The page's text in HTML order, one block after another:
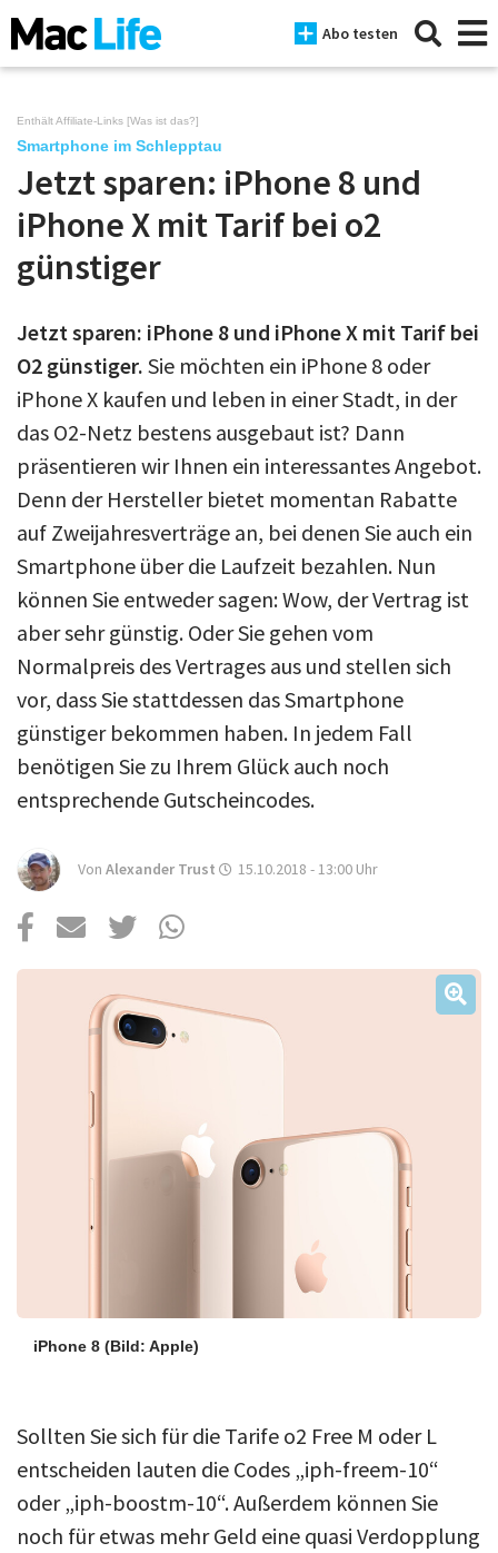
Abo testen
News
iPhone
Mac
iPad
Tests
Tipps
Magazine
Über uns
Podcast
Mac Life+
Anmelden
Enthält Affiliate-Links [Was ist das?]
Smartphone im Schlepptau
Jetzt sparen: iPhone 8 und
iPhone X mit Tarif bei o2
günstiger
Jetzt sparen: iPhone 8 und iPhone X mit Tarif bei
O2 günstiger. Sie möchten ein iPhone 8 oder
iPhone X kaufen und leben in einer Stadt, in der
das O2-Netz bestens ausgebaut ist? Dann
präsentieren wir Ihnen ein interessantes Angebot.
Denn der Hersteller bietet momentan Rabatte
auf Zweijahresverträge an, bei denen Sie auch ein
Smartphone über die Laufzeit bezahlen. Nun
können Sie entweder sagen: Wow, der Vertrag ist
aber sehr günstig. Oder Sie gehen vom
Normalpreis des Vertrages aus und stellen sich
vor, dass Sie stattdessen das Smartphone
günstiger bekommen haben. In jedem Fall
benötigen Sie zu Ihrem Glück auch noch
entsprechende Gutscheincodes.
Von Alexander Trust 15.10.2018 - 13:00 Uhr
iPhone 8 (Bild: Apple)
Sollten Sie sich für die Tarife o2 Free M oder L
entscheiden lauten die Codes „iph-freem-10“
oder „iph-boostm-10“. Außerdem können Sie
noch für etwas mehr Geld eine quasi Verdopplung